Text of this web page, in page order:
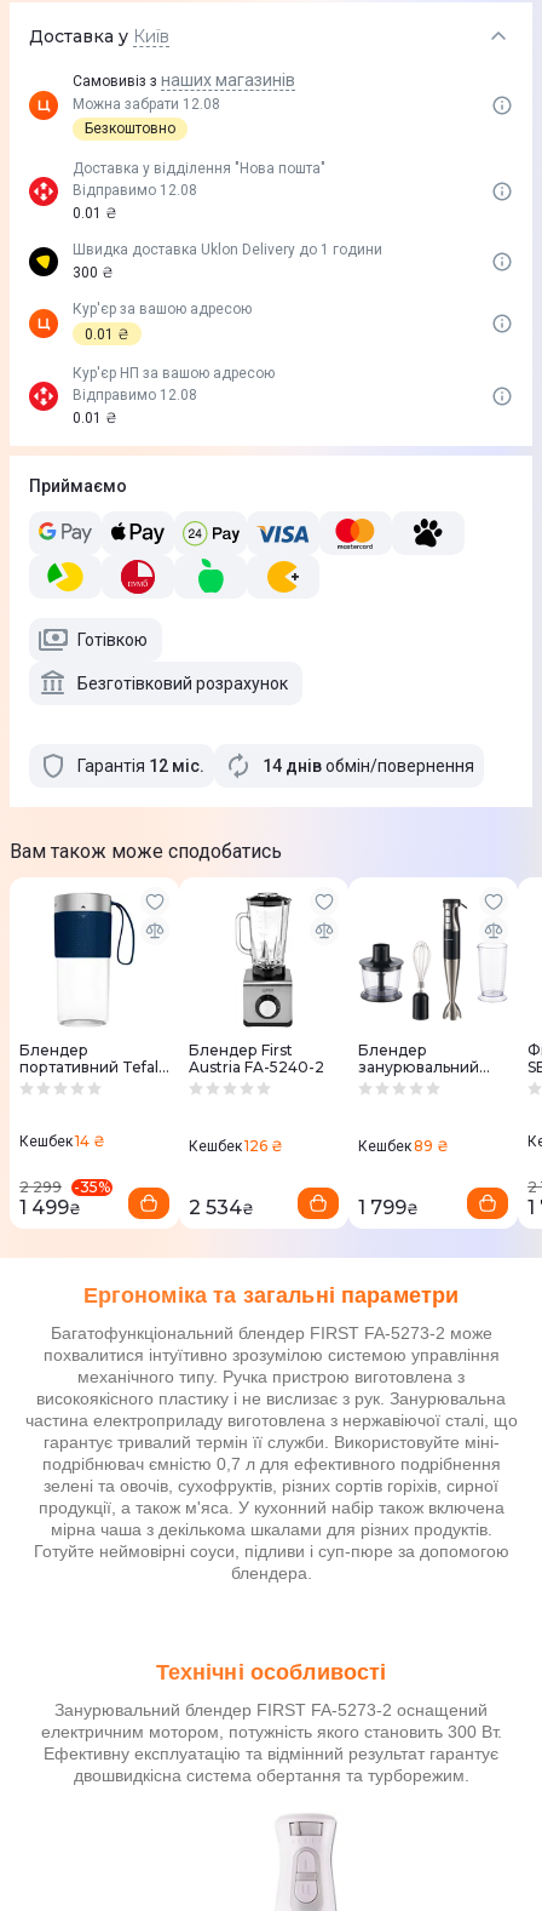
Доставка у Київ
Самовивіз з наших магазинів
Можна забрати 12.08
Безкоштовно
Доставка у вiддiлення "Нова пошта"
Відправимо 12.08
0.01 ₴
Швидка доставка Uklon Delivery до 1 години
300 ₴
Кур'єр за вашою адресою
0.01 ₴
Кур'єр НП за вашою адресою
Відправимо 12.08
0.01 ₴
Приймаємо
Готівкою
Безготівковий розрахунок
Гарантія 12 міс. 14 днівобмін/повернення
Вам також може сподобатись
Блендер
портативний Tefal
BL1CT8F0
Кешбек14 ₴
2 299 -35%
1 499₴
Блендер First
Austria FA-5240-2
Кешбек126 ₴
2 534₴
Блендер
занурювальний
HEINNER HB-
Кешбек89 ₴
1 799₴
2
1
Ергономіка та загальні параметри
Багатофункціональний блендер FIRST FA-5273-2 може
похвалитися інтуїтивно зрозумілою системою управління
механічного типу. Ручка пристрою виготовлена з
високоякісного пластику і не вислизає з рук. Занурювальна
частина електроприладу виготовлена з нержавіючої сталі, що
гарантує тривалий термін її служби. Використовуйте міні-
подрібнювач ємністю 0,7 л для ефективного подрібнення
зелені та овочів, сухофруктів, різних сортів горіхів, сирної
продукції, а також м'яса. У кухонний набір також включена
мірна чаша з декількома шкалами для різних продуктів.
Готуйте неймовірні соуси, підливи і суп-пюре за допомогою
блендера.
Технічні особливості
Занурювальний блендер FIRST FA-5273-2 оснащений
електричним мотором, потужність якого становить 300 Вт.
Ефективну експлуатацію та відмінний результат гарантує
двошвидкісна система обертання та турборежим.